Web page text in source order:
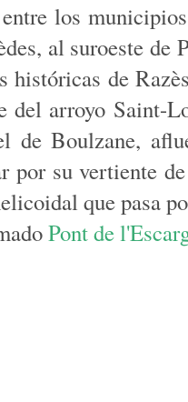
los
al suroeste de
históricas de
del arroyo Saint-
de Boulzane,
por su vertiente
que pasa
Pont de